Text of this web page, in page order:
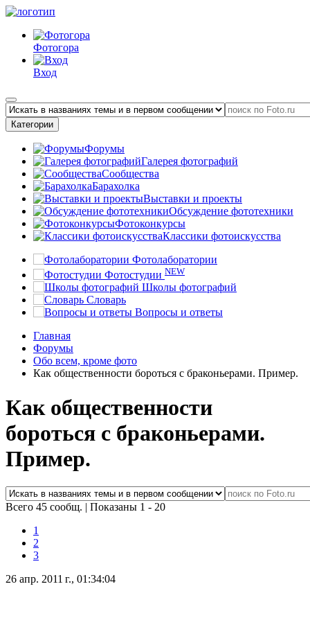
Фотогора
Вход
Категории
Форумы
Галерея фотографий
Сообщества
Барахолка
Выставки и проекты
Обсуждение фототехники
Фотоконкурсы
Классики фотоискусства
Фотолаборатории
Фотостудии NEW
Школы фотографий
Словарь
Вопросы и ответы
Главная
Форумы
Обо всем, кроме фото
Как общественности бороться с браконьерами. Пример.
Как общественности
бороться с браконьерами.
Пример.
Всего 45 сообщ. | Показаны 1 - 20
1
2
3
26 апр. 2011 г., 01:34:04